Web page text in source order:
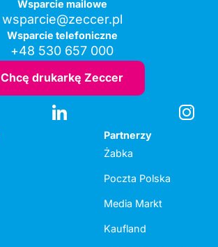
Wsparcie mailowe
wsparcie@zeccer.pl
Wsparcie telefoniczne
+48 530 657 000
Chcę drukarkę Zeccer
Partnerzy
Żabka
Poczta Polska
Media Markt
Kaufland